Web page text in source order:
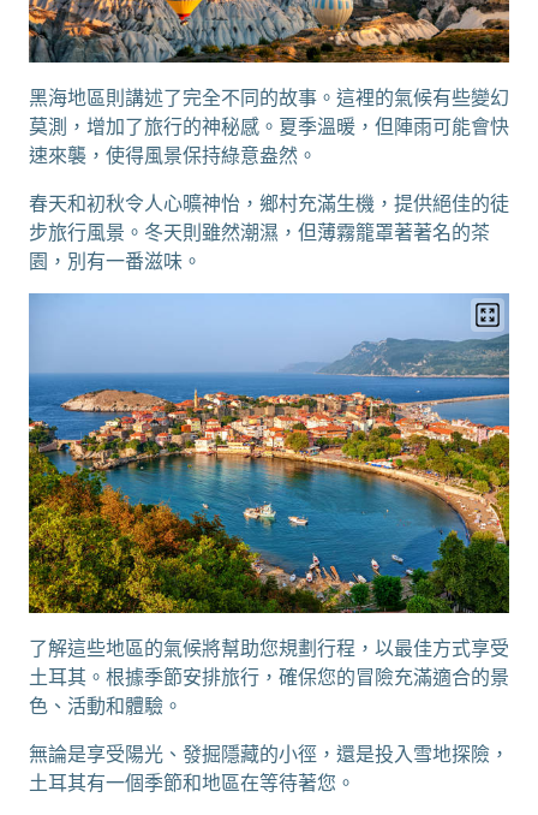
黑海地區則講述了完全不同的故事。這裡的氣候有些變幻
莫測，增加了旅行的神秘感。夏季溫暖，但陣雨可能會快
速來襲，使得風景保持綠意盎然。
春天和初秋令人心曠神怡，鄉村充滿生機，提供絕佳的徒
步旅行風景。冬天則雖然潮濕，但薄霧籠罩著著名的茶
園，別有一番滋味。
了解這些地區的氣候將幫助您規劃行程，以最佳方式享受
土耳其。根據季節安排旅行，確保您的冒險充滿適合的景
色、活動和體驗。
無論是享受陽光、發掘隱藏的小徑，還是投入雪地探險，
土耳其有一個季節和地區在等待著您。